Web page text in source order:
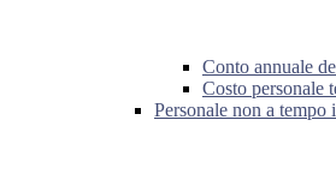
Conto annuale
Costo personale
Personale non a tempo